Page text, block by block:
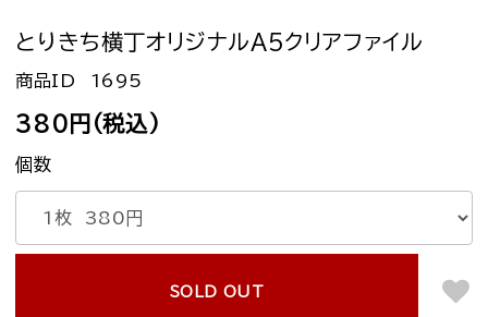
とりきち横丁オリジナルA5クリアファイル
1695
380円(税込)
個数
SOLD OUT